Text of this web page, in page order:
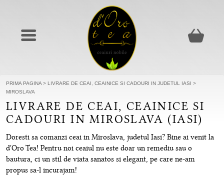
PRIMA PAGINA > LIVRARE DE CEAI, CEAINICE SI CADOURI IN JUDETUL IASI >
MIROSLAVA
LIVRARE DE CEAI, CEAINICE SI
CADOURI IN MIROSLAVA (IASI)
Doresti sa comanzi ceai in Miroslava, judetul Iasi? Bine ai venit la
d'Oro Tea! Pentru noi ceaiul nu este doar un remediu sau o
bautura, ci un stil de viata sanatos si elegant, pe care ne-am
propus sa-l incurajam!